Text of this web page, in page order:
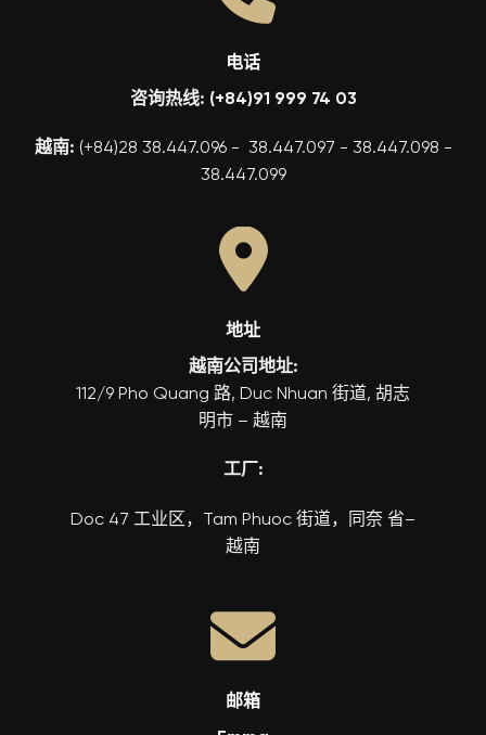
电话
咨询热线: (+84)91 999 74 03
越南: (+84)28 38.447.096 - 38.447.097 - 38.447.098 -
38.447.099
地址
越南公司地址:
112/9 Pho Quang 路, Duc Nhuan 街道, 胡志
明市 – 越南
工厂:
Doc 47 工业区，Tam Phuoc 街道，同奈 省–
越南
邮箱